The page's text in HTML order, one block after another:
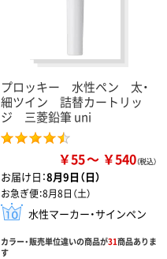
プロッキー 水性ペン 太・
細ツイン 詰替カートリッ
ジ 三菱鉛筆 uni
￥55 ￥540
お届け日：8月9日（日）
お急ぎ便：8月8日（土）
水性マーカー・サインペン
カラー・販売単位違いの商品が31商品ありま
す